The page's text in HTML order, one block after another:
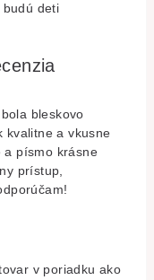
deti
5 hvězdiček.
bleskovo
kvalitne a vkusne
a písmo krásne
prístup,
5 hvězdiček.
v poriadku ako